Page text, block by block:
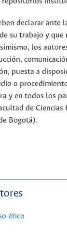
declarar ante
su trabajo y que
los
puesta a
o
y en todos los
de Ciencias
Bogotá).
ético